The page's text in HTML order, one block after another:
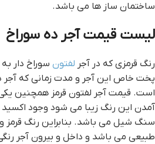
ساختمان ساز ها می باشد.
ليست قيمت آجر ده سوراخ
رنگ قرمزی که در آجر لفتون سوراخ دار
پخت خاص این آجر و مدت زمانی که آجر
است. قيمت آجر لفتون قرمز همچنین
آمدن این رنگ زیبا می شود وجود اکسید
سنگ شیل می باشد. بنابراین رنگ قرمز و
طبیعی می باشد و داخل و بیرون آجر